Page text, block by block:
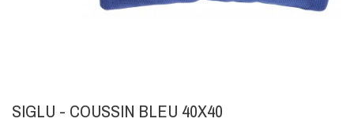
SIGLU - COUSSIN BLEU 40X40